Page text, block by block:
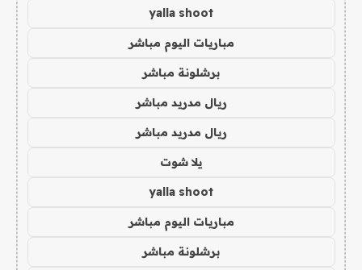
yalla shoot
مباريات اليوم مباشر
برشلونة مباشر
ريال مدريد مباشر
ريال مدريد مباشر
يلا شوت
yalla shoot
مباريات اليوم مباشر
برشلونة مباشر